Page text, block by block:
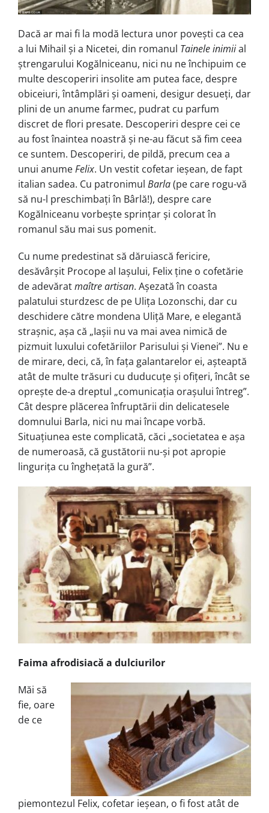
Dacă ar mai fi la modă lectura unor povești ca cea
a lui Mihail și a Nicetei, din romanul Tainele inimiial
ștrengarului Kogălniceanu, nici nu ne închipuim ce
multe descoperiri insolite am putea face, despre
obiceiuri, întâmplări și oameni, desigur desueți, dar
plini de un anume farmec, pudrat cu parfum
discret de flori presate. Descoperiri despre cei ce
au fost înaintea noastră și ne-au făcut să fim ceea
ce suntem. Descoperiri, de pildă, precum cea a
unui anumeFelix. Un vestit cofetar ieșean, de fapt
italian sadea. Cu patronimul Barla(pe care rogu-vă
să nu-l preschimbați în Bârlă!), despre care
Kogălniceanu vorbește sprințar și colorat în
romanul său mai sus pomenit.
Cu nume predestinat să dăruiască fericire,
desăvârșit Procope al Iașului, Felix ține o cofetărie
de adevăratmaître artisan. Așezată în coasta
palatului sturdzesc de pe Ulița Lozonschi, dar cu
deschidere către mondena Uliță Mare, e elegantă
strașnic, așa că „Iașii nu va mai avea nimică de
pizmuit luxului cofetăriilor Parisului și Vienei”. Nu e
de mirare, deci, că, în fața galantarelor ei, așteaptă
atât de multe trăsuri cu duducuțe și ofițeri, încât se
oprește de-a dreptul „comunicația orașului întreg”.
Cât despre plăcerea înfruptării din delicatesele
domnului Barla, nici nu mai încape vorbă.
Situațiunea este complicată, căci „societatea e așa
de numeroasă, că gustătorii nu-și pot apropie
lingurița cu înghețată la gură”.
Faima afrodisiacă a dulciurilor
Măi să
fie, oare
de ce
piemontezul Felix, cofetar ieșean, o fi fost atât de